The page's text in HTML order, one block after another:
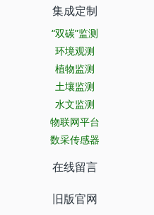
集成定制
“双碳”监测
环境观测
植物监测
土壤监测
水文监测
物联网平台
数采传感器
在线留言
旧版官网